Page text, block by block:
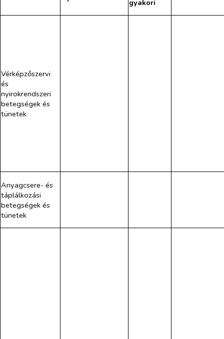
gyakori
Vérképzőszervi
és
nyirokrendszeri
betegségek és
tünetek
Anyagcsere- és
táplálkozási
betegségek és
tünetek